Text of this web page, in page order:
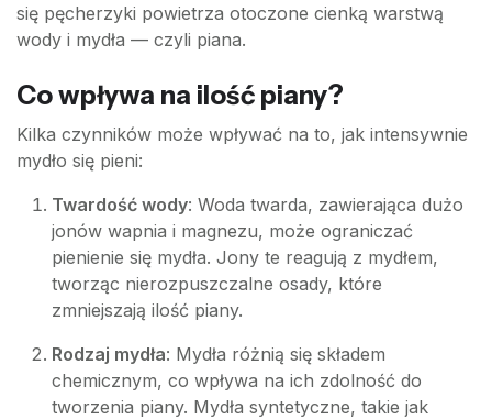
się pęcherzyki powietrza otoczone cienką warstwą
wody i mydła — czyli piana.
Co wpływa na ilość piany?
Kilka czynników może wpływać na to, jak intensywnie
mydło się pieni:
Twardość wody: Woda twarda, zawierająca dużo
jonów wapnia i magnezu, może ograniczać
pienienie się mydła. Jony te reagują z mydłem,
tworząc nierozpuszczalne osady, które
zmniejszają ilość piany.
Rodzaj mydła: Mydła różnią się składem
chemicznym, co wpływa na ich zdolność do
tworzenia piany. Mydła syntetyczne, takie jak